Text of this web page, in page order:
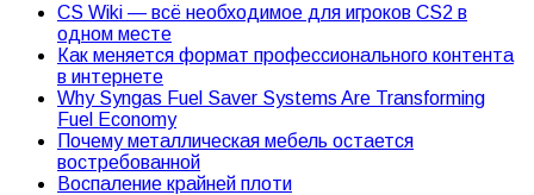
CS Wiki — всё необходимое для игроков CS2 в
одном месте
Как меняется формат профессионального контента
в интернете
Why Syngas Fuel Saver Systems Are Transforming
Fuel Economy
Почему металлическая мебель остается
востребованной
Воспаление крайней плоти